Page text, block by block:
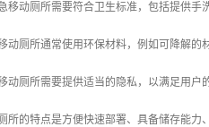
移动厕所需要符合卫生标准，包括提供手
动厕所通常使用环保材料，例如可降解的
动厕所需要提供适当的隐私，以满足用户
所的特点是方便快速部署、具备储存能力